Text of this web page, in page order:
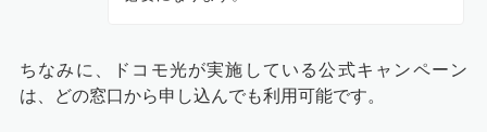
ちなみに、ドコモ光が実施している公式キャンペーン
は、どの窓口から申し込んでも利用可能です。